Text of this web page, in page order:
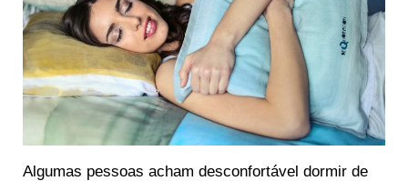
Algumas pessoas acham desconfortável dormir de